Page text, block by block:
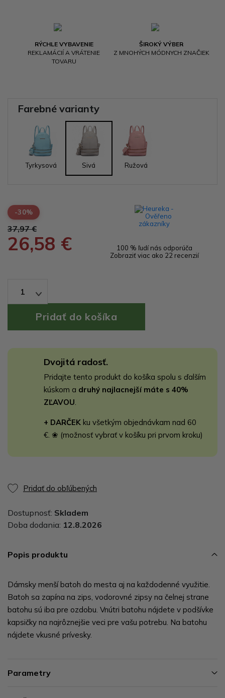
RÝCHLE VYBAVENIE
REKLAMÁCIÍ A VRÁTENIE
TOVARU
ŠIROKÝ VÝBER
Z MNOHÝCH MÓDNYCH ZNAČIEK
Farebné varianty
Tyrkysová Sivá Ružová
-30%
37,97 €
26,58 €
100 % ľudí nás odporúča
Zobraziť viac ako 22 recenzií
1
Dvojitá radosť.
Pridajte tento produkt do košíka spolu s ďalším
kúskom a druhý najlacnejší máte s 40%
ZĽAVOU
+ DARČEK ku všetkým objednávkam nad 60
€. ❀ (možnosť vybrať v košíku pri prvom kroku)
Pridať do obľúbených
Dostupnosť: Skladem
Doba dodania: 12.8.2026
Popis produktu
Dámsky menší batoh do mesta aj na každodenné využitie.
Batoh sa zapína na zips, vodorovné zipsy na čelnej strane
batohu sú iba pre ozdobu. Vnútri batohu nájdete v podšívke
kapsičky na najrôznejšie veci pre vašu potrebu. Na batohu
nájdete vkusné prívesky.
Parametry